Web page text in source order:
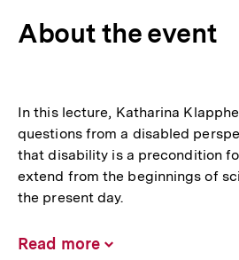
About the event
In this lecture, Katharina
questions from a disabled
that disability is a precondition
extend from the beginnings of
the present day.
Read more